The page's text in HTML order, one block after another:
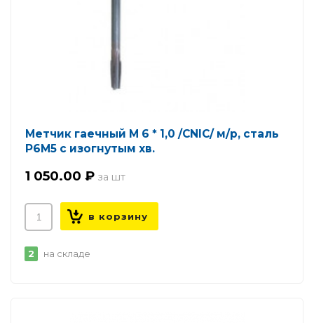
Метчик гаечный М 6 * 1,0 /CNIC/ м/р, сталь
Р6М5 с изогнутым хв.
1 050.00 ₽
2 на складе